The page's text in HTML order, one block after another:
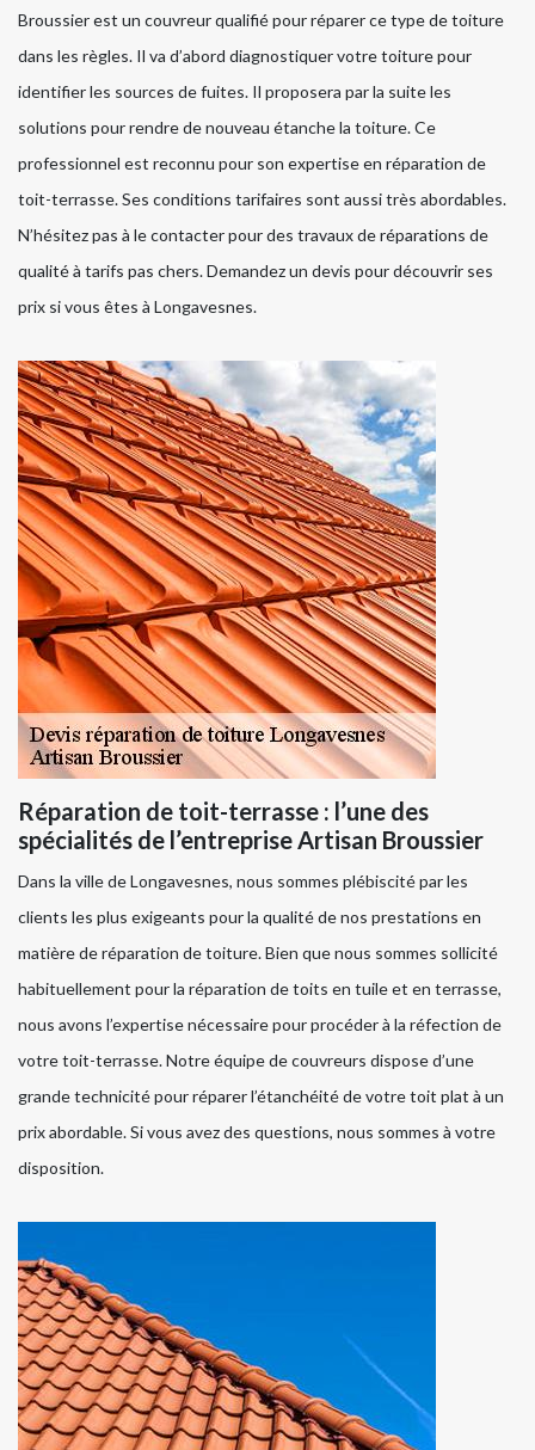
Broussier est un couvreur qualifié pour réparer ce type de toiture
dans les règles. Il va d’abord diagnostiquer votre toiture pour
identifier les sources de fuites. Il proposera par la suite les
solutions pour rendre de nouveau étanche la toiture. Ce
professionnel est reconnu pour son expertise en réparation de
toit-terrasse. Ses conditions tarifaires sont aussi très abordables.
N’hésitez pas à le contacter pour des travaux de réparations de
qualité à tarifs pas chers. Demandez un devis pour découvrir ses
prix si vous êtes à Longavesnes.
Réparation de toit-terrasse : l’une des
spécialités de l’entreprise Artisan Broussier
Dans la ville de Longavesnes, nous sommes plébiscité par les
clients les plus exigeants pour la qualité de nos prestations en
matière de réparation de toiture. Bien que nous sommes sollicité
habituellement pour la réparation de toits en tuile et en terrasse,
nous avons l’expertise nécessaire pour procéder à la réfection de
votre toit-terrasse. Notre équipe de couvreurs dispose d’une
grande technicité pour réparer l’étanchéité de votre toit plat à un
prix abordable. Si vous avez des questions, nous sommes à votre
disposition.